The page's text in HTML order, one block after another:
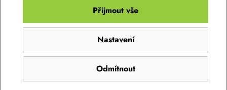
Odmítnout
Nastavení
Přijmout vše